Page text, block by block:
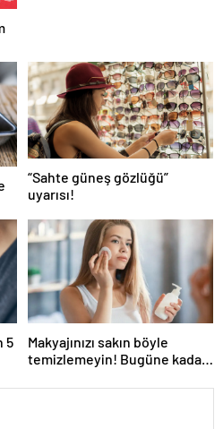
“Sahte güneş gözlüğü”
uyarısı!
5
Makyajınızı sakın böyle
temizlemeyin! Bugüne kadar
temizleme yöntemi pahalıya